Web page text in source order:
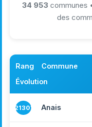
34 953 communes
des
Rang Commune
Évolution
21301 Anais